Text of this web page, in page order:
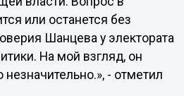
или останется без
Шанцева у электората
На мой взгляд, он
- отметил